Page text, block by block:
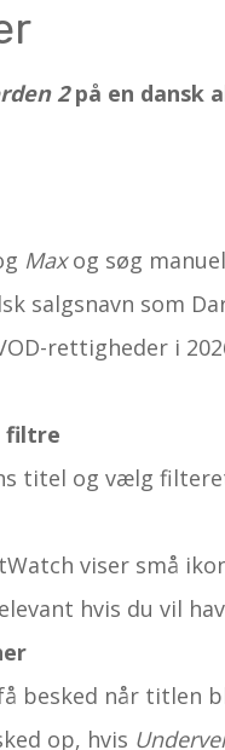
2på en dansk
Maxog søg
salgs­navn som
rettigheder i
filtre
titel og vælg
viser små
hvis du vil
besked når titlen
op, hvis